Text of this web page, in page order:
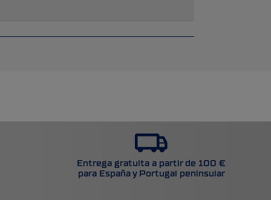
Entrega gratuita a partir de 100 €
para España y Portugal peninsular